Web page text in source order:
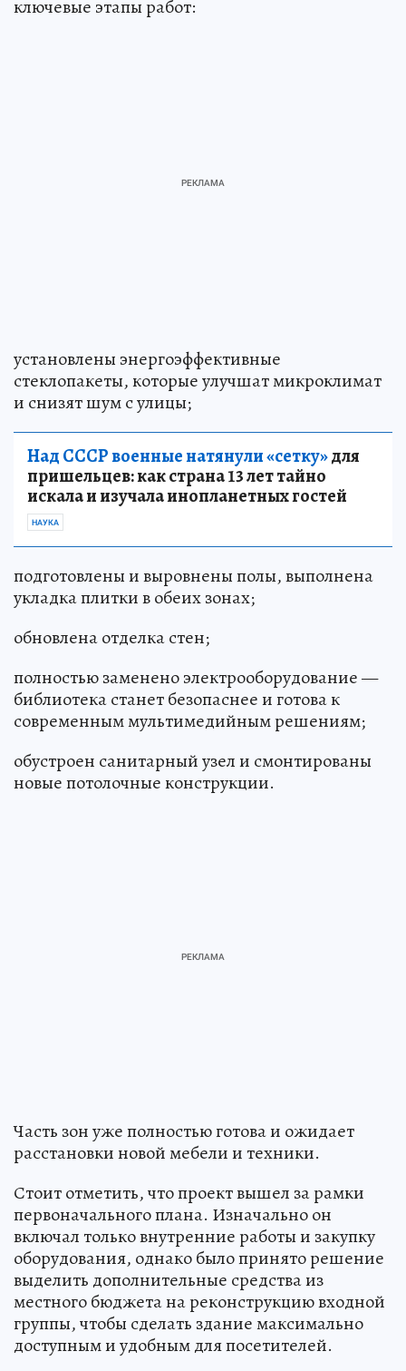
ключевые этапы работ:
установлены энергоэффективные
стеклопакеты, которые улучшат микроклимат
и снизят шум с улицы;
Над СССР военные натянули «сетку»для
пришельцев: как страна 13 лет тайно
искала и изучала инопланетных гостей
НАУКА
подготовлены и выровнены полы, выполнена
укладка плитки в обеих зонах;
обновлена отделка стен;
полностью заменено электрооборудование —
библиотека станет безопаснее и готова к
современным мультимедийным решениям;
обустроен санитарный узел и смонтированы
новые потолочные конструкции.
Часть зон уже полностью готова и ожидает
расстановки новой мебели и техники.
Стоит отметить, что проект вышел за рамки
первоначального плана. Изначально он
включал только внутренние работы и закупку
оборудования, однако было принято решение
выделить дополнительные средства из
местного бюджета на реконструкцию входной
группы, чтобы сделать здание максимально
доступным и удобным для посетителей.